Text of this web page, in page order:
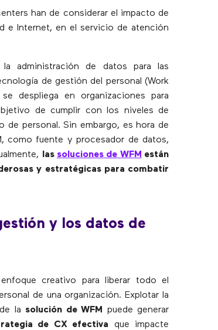
han de considerar el impacto de
e Internet, en el servicio de atención
la administración de datos para las
de gestión del personal (Work
despliega en organizaciones para
de cumplir con los niveles de
de personal. Sin embargo, es hora de
como fuente y procesador de datos,
las soluciones de WFM están
y estratégicas para combatir
y los datos de
creativo para liberar todo el
de una organización. Explotar la
la solución de WFM
puede generar
de CX efectiva que impacte